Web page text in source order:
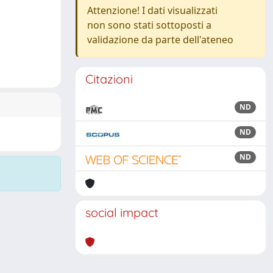
Attenzione! I dati visualizzati
non sono stati sottoposti a
validazione da parte dell'ateneo
Citazioni
ND
ND
ND
social impact